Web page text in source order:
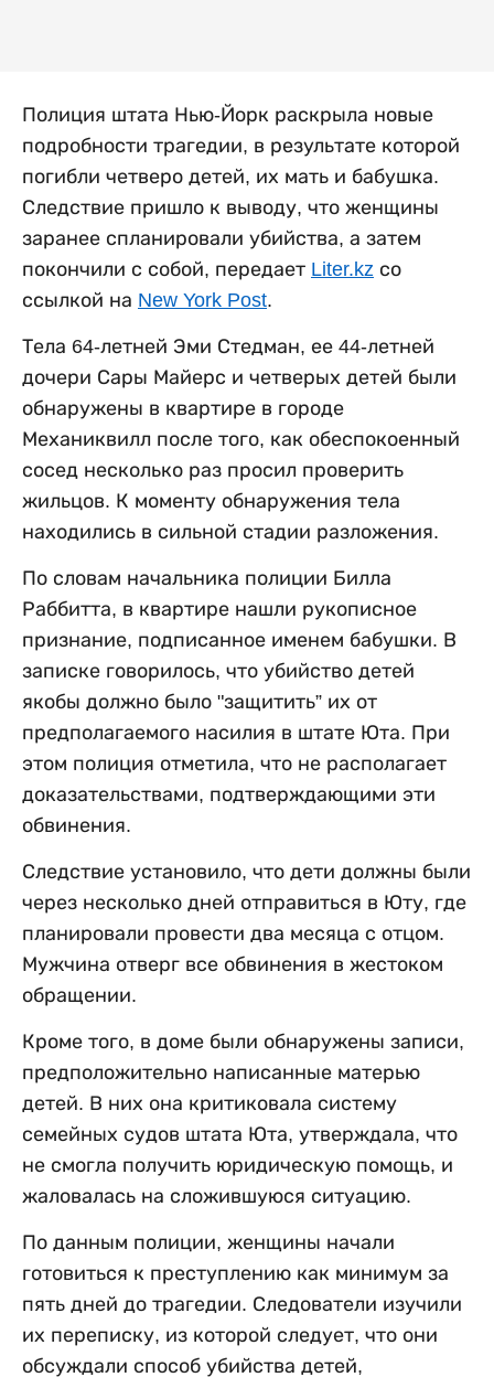
Полиция штата Нью-Йорк раскрыла новые
подробности трагедии, в результате которой
погибли четверо детей, их мать и бабушка.
Следствие пришло к выводу, что женщины
заранее спланировали убийства, а затем
покончили с собой, передает Liter.kz со
ссылкой на New York Post.
Тела 64-летней Эми Стедман, ее 44-летней
дочери Сары Майерс и четверых детей были
обнаружены в квартире в городе
Механиквилл после того, как обеспокоенный
сосед несколько раз просил проверить
жильцов. К моменту обнаружения тела
находились в сильной стадии разложения.
По словам начальника полиции Билла
Раббитта, в квартире нашли рукописное
признание, подписанное именем бабушки. В
записке говорилось, что убийство детей
якобы должно было "защитить” их от
предполагаемого насилия в штате Юта. При
этом полиция отметила, что не располагает
доказательствами, подтверждающими эти
обвинения.
Следствие установило, что дети должны были
через несколько дней отправиться в Юту, где
планировали провести два месяца с отцом.
Мужчина отверг все обвинения в жестоком
обращении.
Кроме того, в доме были обнаружены записи,
предположительно написанные матерью
детей. В них она критиковала систему
семейных судов штата Юта, утверждала, что
не смогла получить юридическую помощь, и
жаловалась на сложившуюся ситуацию.
По данным полиции, женщины начали
готовиться к преступлению как минимум за
пять дней до трагедии. Следователи изучили
их переписку, из которой следует, что они
обсуждали способ убийства детей,